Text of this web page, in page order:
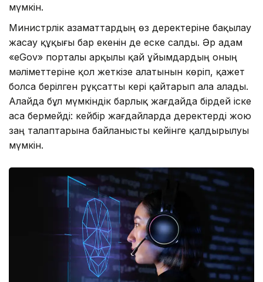
мүмкін.
Министрлік азаматтардың өз деректеріне бақылау
жасау құқығы бар екенін де еске салды. Әр адам
«eGov» порталы арқылы қай ұйымдардың оның
мәліметтеріне қол жеткізе алатынын көріп, қажет
болса берілген рұқсатты кері қайтарып ала алады.
Алайда бұл мүмкіндік барлық жағдайда бірдей іске
аса бермейді: кейбір жағдайларда деректерді жою
заң талаптарына байланысты кейінге қалдырылуы
мүмкін.